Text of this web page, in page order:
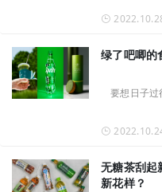
绿了吧唧的
要想日子过
无糖茶刮起
新花样？